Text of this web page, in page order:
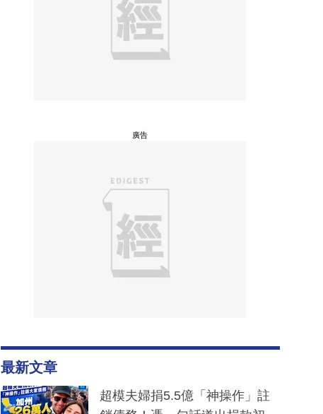
廣告
最新文章
超模夫婦捐5.5億「神操作」註